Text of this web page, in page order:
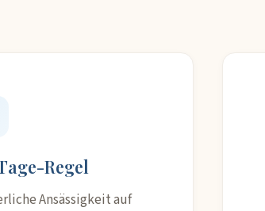
Regel
Ansässigkeit auf